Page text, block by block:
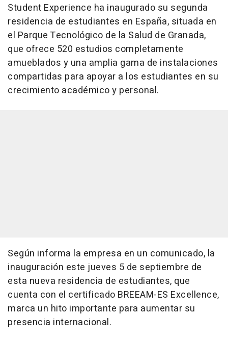
Student Experience ha inaugurado su segunda
residencia de estudiantes en España, situada en
el Parque Tecnológico de la Salud de Granada,
que ofrece 520 estudios completamente
amueblados y una amplia gama de instalaciones
compartidas para apoyar a los estudiantes en su
crecimiento académico y personal.
Según informa la empresa en un comunicado, la
inauguración este jueves 5 de septiembre de
esta nueva residencia de estudiantes, que
cuenta con el certificado BREEAM-ES Excellence,
marca un hito importante para aumentar su
presencia internacional.